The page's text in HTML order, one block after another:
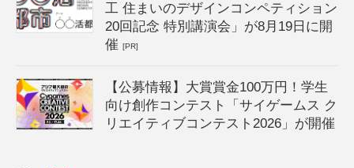
工 住まいのデザインコンペティション
20回記念 特別講演会」が8月19日に開
催[PR]
【公募情報】大賞賞金100万円！学生
向け創作コンテスト「サイゲームス ク
リエイティブコンテスト2026」が開催